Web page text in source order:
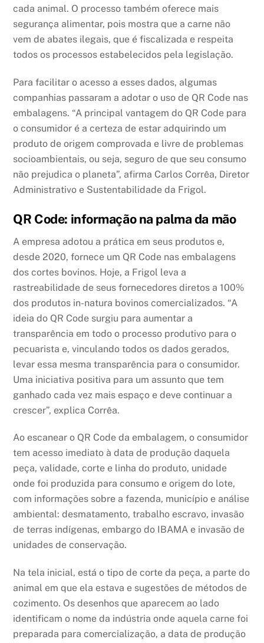
cada animal. O processo também oferece mais
segurança alimentar, pois mostra que a carne não
vem de abates ilegais, que é fiscalizada e respeita
todos os processos estabelecidos pela legislação.
Para facilitar o acesso a esses dados, algumas
companhias passaram a adotar o uso de QR Code nas
embalagens. “A principal vantagem do QR Code para
o consumidor é a certeza de estar adquirindo um
produto de origem comprovada e livre de problemas
socioambientais, ou seja, seguro de que seu consumo
não prejudica o planeta”, afirma Carlos Corrêa, Diretor
Administrativo e Sustentabilidade da Frigol.
QR Code: informação na palma da mão
A empresa adotou a prática em seus produtos e,
desde 2020, fornece um QR Code nas embalagens
dos cortes bovinos. Hoje, a Frigol leva a
rastreabilidade de seus fornecedores diretos a 100%
dos produtos in-natura bovinos comercializados. “A
ideia do QR Code surgiu para aumentar a
transparência em todo o processo produtivo para o
pecuarista e, vinculando todos os dados gerados,
levar essa mesma transparência para o consumidor.
Uma iniciativa positiva para um assunto que tem
ganhado cada vez mais espaço e deve continuar a
crescer”, explica Corrêa.
Ao escanear o QR Code da embalagem, o consumidor
tem acesso imediato à data de produção daquela
peça, validade, corte e linha do produto, unidade
onde foi produzida para consumo e origem do lote,
com informações sobre a fazenda, município e análise
ambiental: desmatamento, trabalho escravo, invasão
de terras indígenas, embargo do IBAMA e invasão de
unidades de conservação.
Na tela inicial, está o tipo de corte da peça, a parte do
animal em que ela estava e sugestões de métodos de
cozimento. Os desenhos que aparecem ao lado
identificam o nome da indústria onde aquela carne foi
preparada para comercialização, a data de produção